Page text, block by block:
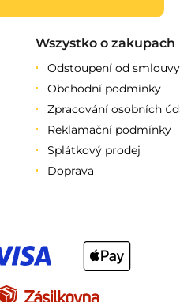
Wszystko o zakupach
Odstoupení od smlouvy
Obchodní podmínky
Zpracování osobních
Reklamační podmínky
Splátkový prodej
Doprava